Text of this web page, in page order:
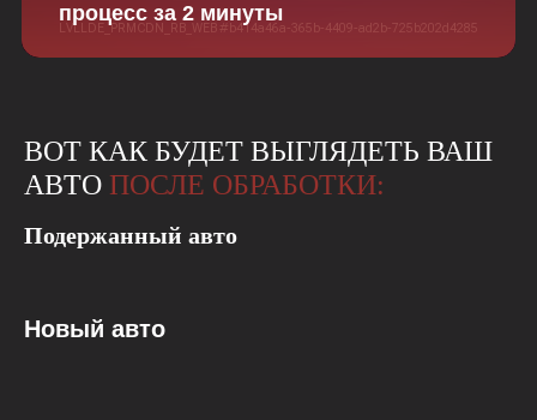
процесс за 2 минуты
ВОТ КАК БУДЕТ ВЫГЛЯДЕТЬ ВАШ
АВТО ПОСЛЕ ОБРАБОТКИ:
Подержанный авто
Новый авто